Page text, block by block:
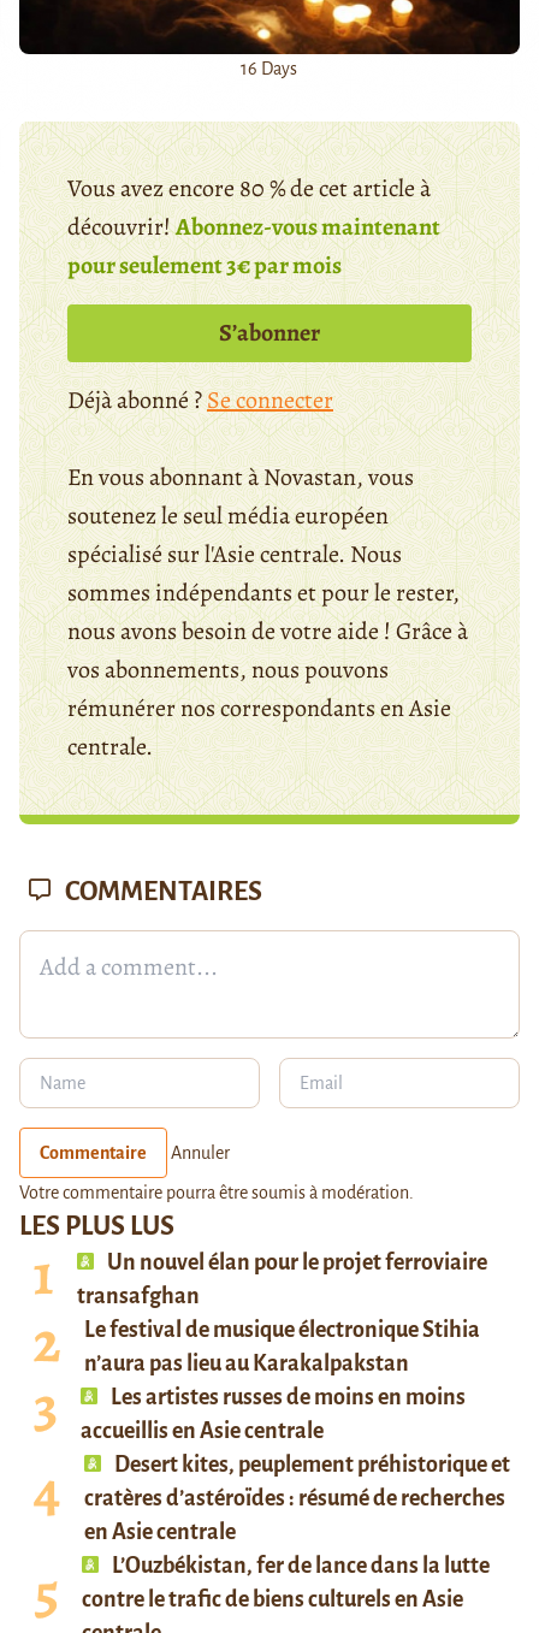
16 Days
Vous avez encore 80 % de cet article à
découvrir!Abonnez-vous maintenant
pour seulement 3€ par mois
S’abonner
Déjà abonné ?Se connecter
En vous abonnant à Novastan, vous
soutenez le seul média européen
spécialisé sur l'Asie centrale. Nous
sommes indépendants et pour le rester,
nous avons besoin de votre aide ! Grâce à
vos abonnements, nous pouvons
rémunérer nos correspondants en Asie
centrale.
LES PLUS LUS
Un nouvel élan pour le projet ferroviaire
transafghan
Le festival de musique électronique Stihia
n’aura pas lieu au Karakalpakstan
Les artistes russes de moins en moins
accueillis en Asie centrale
Desert kites, peuplement préhistorique et
cratères d’astéroïdes : résumé de recherches
en Asie centrale
L’Ouzbékistan, fer de lance dans la lutte
contre le trafic de biens culturels en Asie
COMMENTAIRES
Commentaire Annuler
Votre commentaire pourra être soumis à modération.